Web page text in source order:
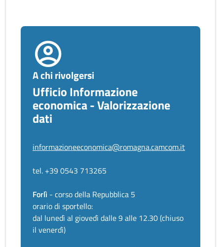
A chi rivolgersi
Ufficio Informazione
economica - Valorizzazione
dati
informazioneeconomica@romagna.camcom.it
tel. +39 0543 713265
Forlì - corso della Repubblica 5
orario di sportello:
dal lunedì al giovedì dalle 9 alle 12.30 (chiuso
il venerdì)